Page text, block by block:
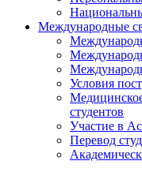
Международные
Условия
студентов
Участие в
Перевод